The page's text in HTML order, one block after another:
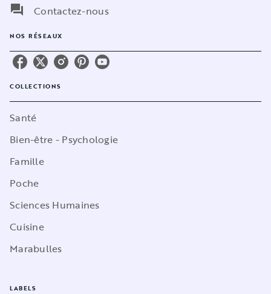
question_answer
Contactez-nous
NOS RÉSEAUX
COLLECTIONS
Santé
Bien-être - Psychologie
Famille
Poche
Sciences Humaines
Cuisine
Marabulles
LABELS